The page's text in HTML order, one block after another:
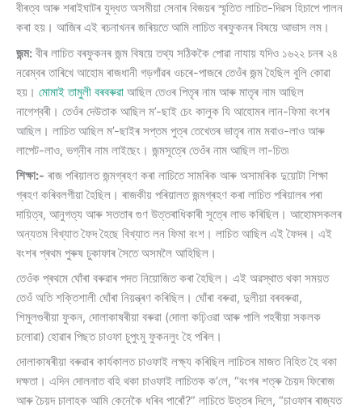
বীৰত্ব আৰু শৰাইঘাটৰ যুদ্ধত অসমীয়া সেনাৰ বিজয়ৰ স্মৃতিত লাচিত-দিৱস হিচাপে পালন
কৰা হয়। আজিৰ এই ৰচনাখনৰ জৰিয়তে আমি লাচিত বৰফুকনৰ বিষয়ে আভাস লম।
জন্ম: বীৰ লাচিত বৰফুকনৰ জন্ম বিষয়ে তথ্য সঠিককৈ পোৱা নাযায় যদিও ১৬২২ চনৰ ২৪
নৱেম্বৰ তাৰিখে আহোম ৰাজধানী গড়গাঁৱৰ ওচৰে-পাজৰে তেওঁৰ জন্ম হৈছিল বুলি কোৱা
হয়। মোমাই তামুলী বৰবৰুৱা আছিল তেওৰ পিতৃৰ নাম আৰু মাতৃৰ নাম আছিল
নাগেশ্বৰী। তেওঁৰ দেউতাক আছিল ম’-ছাই চেং কালুক যি আহোমৰ লান-ফিমা বংশৰ
আছিল। লাচিত আছিল ম’-ছাইৰ সপ্তম পুত্ৰ তেখেতৰ ভাতৃৰ নাম মবাও-লাও আৰু
লাপেট-লাও, ভগ্নীৰ নাম লাইছেং। জন্মসূত্ৰে তেওঁৰ নাম আছিল লা-চিত৷
শিক্ষা:- ৰাজ পৰিয়ালত জন্মগ্ৰহণ কৰা লাচিতে সামৰিক আৰু অসামৰিক দুয়োটা শিক্ষা
গ্ৰহণ কৰিবলগীয়া হৈছিল। ৰাজকীয় পৰিয়ালত জন্মগ্ৰহণ কৰা লাচিত পৰিয়ালৰ পৰা
দায়িত্ব, আনুগত্য আৰু সততাৰ গুণ উত্তৰাধিকাৰী সূত্ৰে লাভ কৰিছিল। আহোমসকলৰ
অন্যতম বিখ্যাত ফৈদ হৈছে বিখ্যাত লন ফিমা বংশ। লাচিত আছিল এই ফৈদৰ। এই
বংশৰ প্ৰথম পুৰুষ চুকাফাৰ সৈতে অসমলৈ আহিছিল।
তেওঁক প্ৰথমে ঘোঁৰা বৰুৱাৰ পদত নিয়োজিত কৰা হৈছিল। এই অৱস্থাত থকা সময়ত
তেওঁ অতি শক্তিশালী ঘোঁৰা নিয়ন্ত্ৰণ কৰিছিল। ঘোঁৰা বৰুৱা, দুলীয়া বৰবৰুৱা,
শিমুলগুৰীয়া ফুকন, দোলাকাষৰীয়া বৰুৱা (দোলা কঢ়িওৱা আৰু পালি পহৰীয়া সকলক
চলোৱা) হোৱাৰ পিছত চাওফা চুপুংমু ফুকনলুং হৈ পৰিল।
দোলাকাষৰীয়া বৰুৱাৰ কাৰ্যকালত চাওফাই লক্ষ্য কৰিছিল লাচিতৰ মাজত নিহিত হৈ থকা
দক্ষতা। এদিন দোলনাত বহি থকা চাওফাই লাচিতক ক’লে, “বংগৰ শত্ৰু চৈয়দ ফিৰোজ
আৰু চৈয়দ চালাহক আমি কেনেকৈ ধৰিব পাৰোঁ?” লাচিতে উত্তৰ দিলে, “চাওফাৰ ৰাজ্যত